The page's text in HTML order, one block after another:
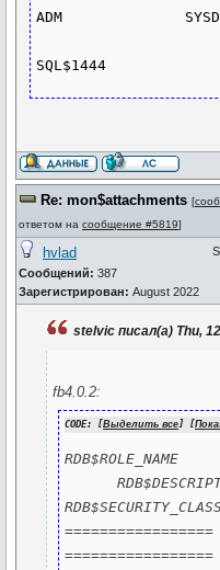
ADM
<null>
Re: mon$attachments [
ответом на сообщение #5819]
hvlad
Сообщений: 387
Зарегистрирован: August 2022
stelvic писал(а) Thu,
fb4.0.2:
CODE: [Выделить все] [
RDB$ROLE_NAME